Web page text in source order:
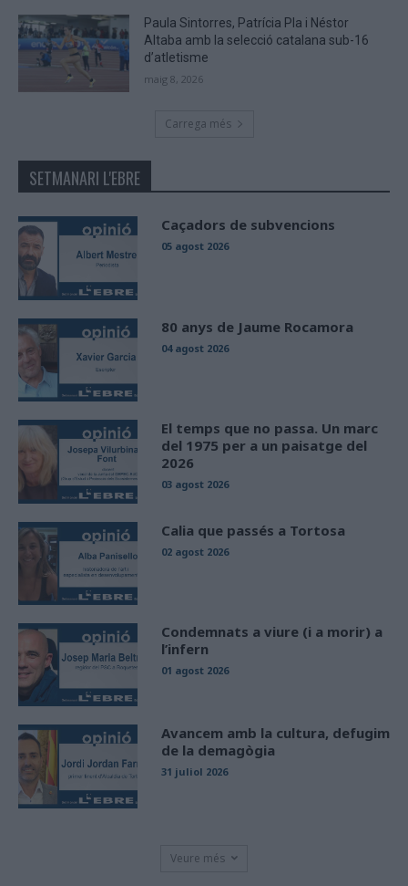
Paula Sintorres, Patrícia Pla i Néstor
Altaba amb la selecció catalana sub-16
d’atletisme
maig 8, 2026
Carrega més
SETMANARI L'EBRE
Caçadors de subvencions
05 agost 2026
80 anys de Jaume Rocamora
04 agost 2026
El temps que no passa. Un marc
del 1975 per a un paisatge del
2026
03 agost 2026
Calia que passés a Tortosa
02 agost 2026
Condemnats a viure (i a morir) a
l’infern
01 agost 2026
Avancem amb la cultura, defugim
de la demagògia
31 juliol 2026
Veure més